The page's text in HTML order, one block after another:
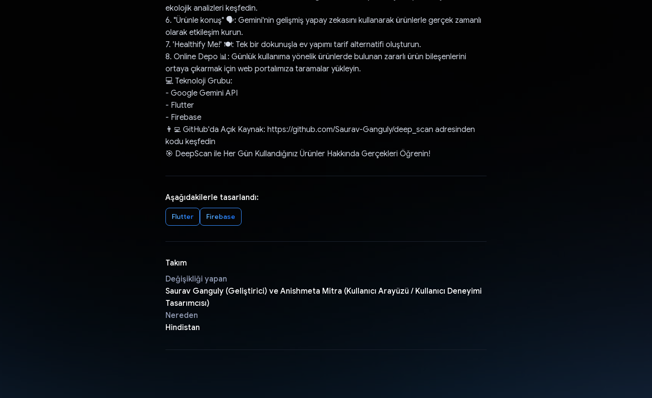
ekolojik analizleri keşfedin.
6. "Ürünle konuş" 🗣️: Gemini'nin gelişmiş yapay zekasını kullanarak ürünlerle gerçek zamanlı
olarak etkileşim kurun.
7. 'Healthify Me!' 🍽️: Tek bir dokunuşla ev yapımı tarif alternatifi oluşturun.
8. Online Depo 📊: Günlük kullanıma yönelik ürünlerde bulunan zararlı ürün bileşenlerini
ortaya çıkarmak için web portalımıza taramalar yükleyin.
💻 Teknoloji Grubu:
- Google Gemini API
- Flutter
- Firebase
👨‍💻 GitHub'da Açık Kaynak: https://github.com/Saurav-Ganguly/deep_scan adresinden
kodu keşfedin
🎯 DeepScan ile Her Gün Kullandığınız Ürünler Hakkında Gerçekleri Öğrenin!
Aşağıdakilerle tasarlandı:
Flutter Firebase
Takım
Değişikliği yapan
Saurav Ganguly (Geliştirici) ve Anishmeta Mitra (Kullanıcı Arayüzü / Kullanıcı Deneyimi
Tasarımcısı)
Nereden
Hindistan